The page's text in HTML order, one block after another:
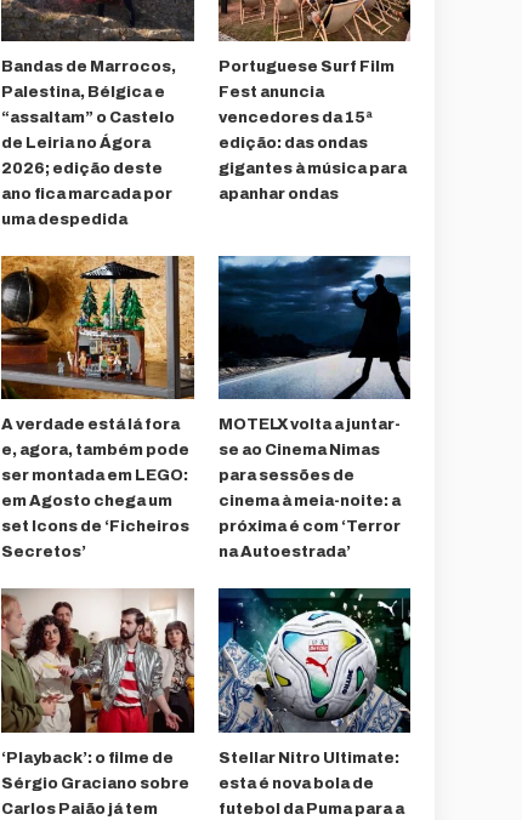
Bandas de Marrocos,
Palestina, Bélgica e
“assaltam” o Castelo
de Leiria no Ágora
2026; edição deste
ano fica marcada por
uma despedida
Portuguese Surf Film
Fest anuncia
vencedores da 15ª
edição: das ondas
gigantes à música para
apanhar ondas
A verdade está lá fora
e, agora, também pode
ser montada em LEGO:
em Agosto chega um
set Icons de ‘Ficheiros
Secretos’
MOTELX volta a juntar-
se ao Cinema Nimas
para sessões de
cinema à meia-noite: a
próxima é com ‘Terror
na Autoestrada’
‘Playback’: o filme de
Sérgio Graciano sobre
Carlos Paião já tem
Stellar Nitro Ultimate:
esta é nova bola de
futebol da Puma para a